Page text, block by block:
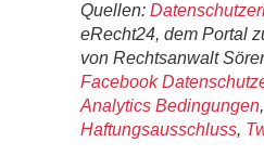
Quellen:
eRecht24, dem Portal
von Rechtsanwalt
Facebook
Analytics Bedingungen,
Haftungsausschluss,